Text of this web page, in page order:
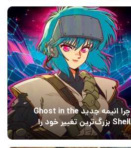
چرا انیمه جدید Ghost in the
Shell بزرگ‌ترین تغییر خود را
اعمال کرده است؟ کارگردانان
12 مرداد 1405